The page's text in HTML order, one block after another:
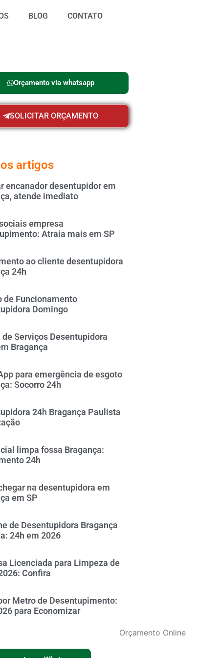
BLOG CONTATO
Orçamento via whatsapp
SOLICITAR ORÇAMENTO
artigos
encanador desentupidor em
atende imediato
empresa
Atraia mais em SP
ao cliente desentupidora
24h
de Funcionamento
Domingo
de Serviços Desentupidora
Bragança
para emergência de esgoto
Socorro 24h
24h Bragança Paulista
limpa fossa Bragança:
24h
na desentupidora em
em SP
de Desentupidora Bragança
24h em 2026
Licenciada para Limpeza de
Confira
Metro de Desentupimento:
para Economizar